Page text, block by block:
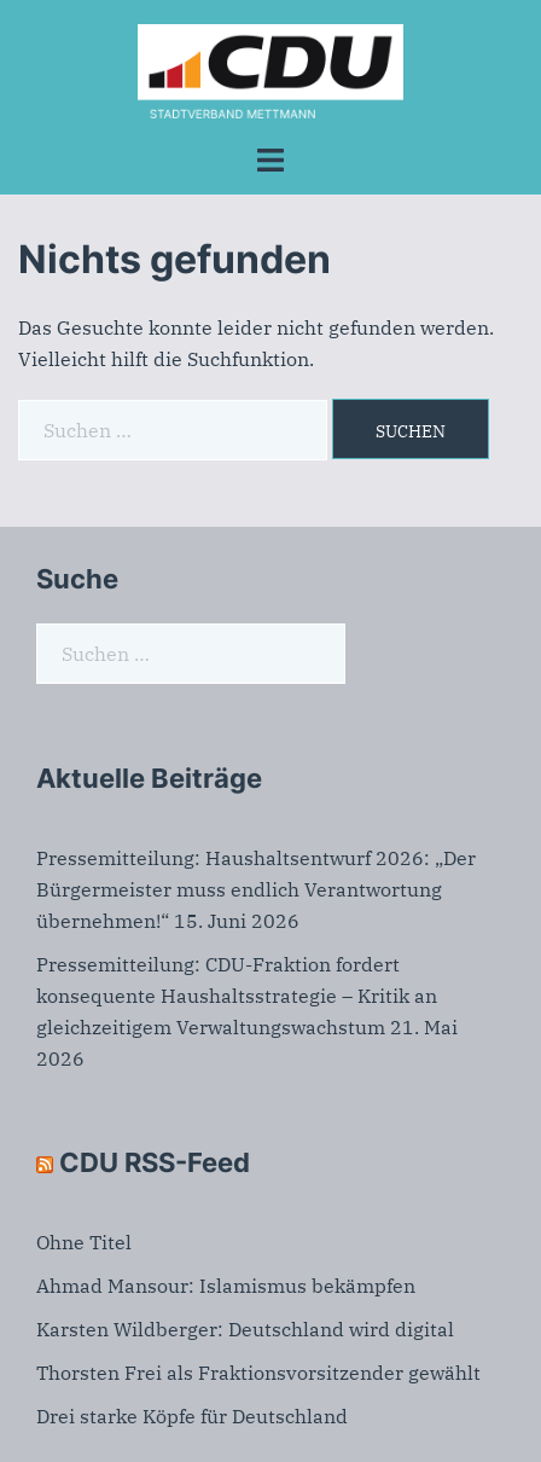
Menü
Nichts gefunden
Das Gesuchte konnte leider nicht gefunden werden.
Vielleicht hilft die Suchfunktion.
Suche
Aktuelle Beiträge
Pressemitteilung: Haushaltsentwurf 2026: „Der
Bürgermeister muss endlich Verantwortung
übernehmen!“ 15. Juni 2026
Pressemitteilung: CDU-Fraktion fordert
konsequente Haushaltsstrategie – Kritik an
gleichzeitigem Verwaltungswachstum 21. Mai
2026
CDU RSS-Feed
Ohne Titel
Ahmad Mansour: Islamismus bekämpfen
Karsten Wildberger: Deutschland wird digital
Thorsten Frei als Fraktionsvorsitzender gewählt
Drei starke Köpfe für Deutschland